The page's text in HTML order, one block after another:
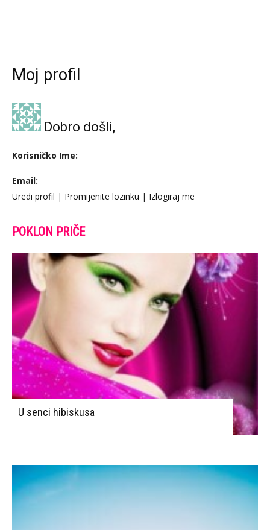
Moj profil
Dobro došli,
Korisničko Ime:
Email:
Uredi profil | Promijenite lozinku | Izlogiraj me
POKLON PRIČE
U senci hibiskusa